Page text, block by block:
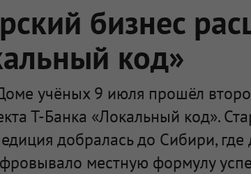
бизнес
код»
учёных 9 июля прошёл
Т-Банка «Локальный код».
добралась до Сибири, где
местную формулу